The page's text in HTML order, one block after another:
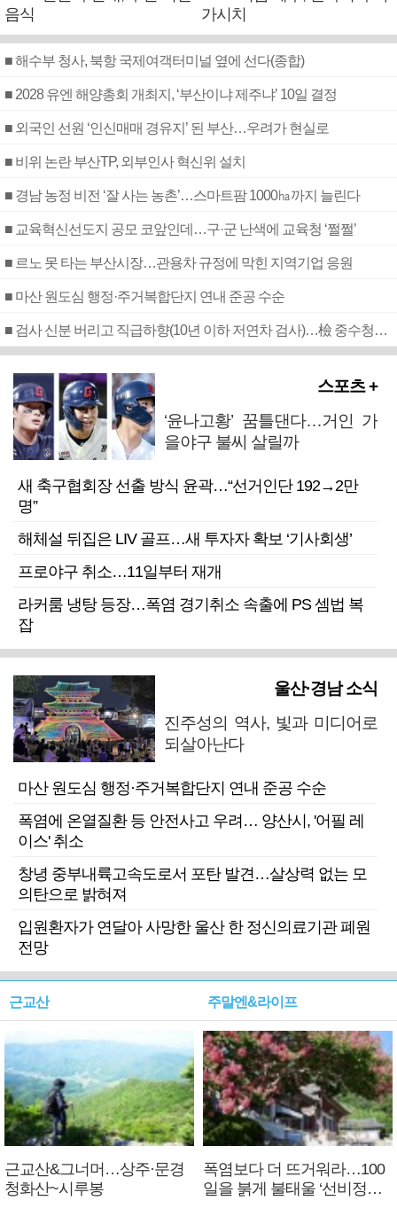
음식
가시치
■ 해수부 청사, 북항 국제여객터미널 옆에 선다(종합)
■ 2028 유엔 해양총회 개최지, ‘부산이냐 제주냐’ 10일 결정
■ 외국인 선원 ‘인신매매 경유지’ 된 부산…우려가 현실로
■ 비위 논란 부산TP, 외부인사 혁신위 설치
■ 경남 농정 비전 ‘잘 사는 농촌’…스마트팜 1000㏊까지 늘린다
■ 교육혁신선도지 공모 코앞인데…구·군 난색에 교육청 ‘쩔쩔’
■ 르노 못 타는 부산시장…관용차 규정에 막힌 지역기업 응원
■ 마산 원도심 행정·주거복합단지 연내 준공 수순
■ 검사 신분 버리고 직급하향(10년 이하 저연차 검사)…檢 중수청행 기피
스포츠 +
‘윤나고황’ 꿈틀댄다…거인 가
을야구 불씨 살릴까
새 축구협회장 선출 방식 윤곽…“선거인단 192→2만
명”
해체설 뒤집은 LIV 골프…새 투자자 확보 ‘기사회생’
프로야구 취소…11일부터 재개
라커룸 냉탕 등장…폭염 경기취소 속출에 PS 셈법 복
잡
울산·경남 소식
진주성의 역사, 빛과 미디어로
되살아난다
마산 원도심 행정·주거복합단지 연내 준공 수순
폭염에 온열질환 등 안전사고 우려… 양산시, '어필 레
이스' 취소
창녕 중부내륙고속도로서 포탄 발견…살상력 없는 모
의탄으로 밝혀져
입원환자가 연달아 사망한 울산 한 정신의료기관 폐원
전망
근교산
근교산&그너머…상주·문경
청화산~시루봉
주말엔&라이프
폭염보다 더 뜨거워라…100
일을 붉게 불태울 ‘선비정신’